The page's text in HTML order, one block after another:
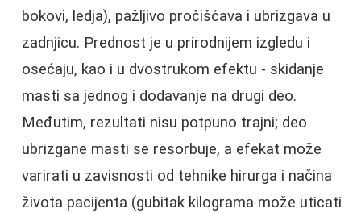
bokovi, ledja), pažljivo pročišćava i ubrizgava u
zadnjicu. Prednost je u prirodnijem izgledu i
osećaju, kao i u dvostrukom efektu - skidanje
masti sa jednog i dodavanje na drugi deo.
Međutim, rezultati nisu potpuno trajni; deo
ubrizgane masti se resorbuje, a efekat može
varirati u zavisnosti od tehnike hirurga i načina
života pacijenta (gubitak kilograma može uticati